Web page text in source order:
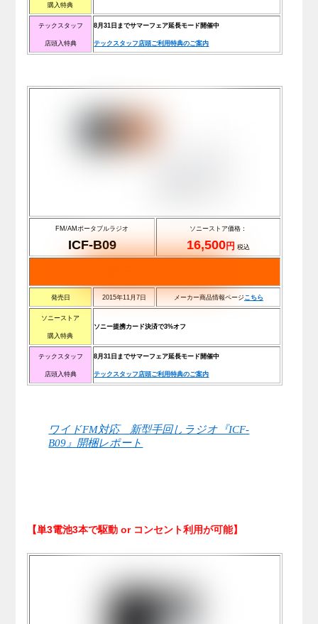
購入特典
テックスタッフ
店頭入特典
8月31日までサマーフェア延長モード開催中
テックスタッフ店頭ご利用特典のご案内
FM/AMポータブルラジオ
ICF-B09
ソニーストア価格：
16,500円 税込
発売日 2015年11月7日 メーカー商品情報ページこちら
ソニーストア
購入特典
ソニー提携カード決済で3%オフ
テックスタッフ
店頭入特典
8月31日までサマーフェア延長モード開催中
テックスタッフ店頭ご利用特典のご案内
ワイドFM対応 新型手回しラジオ『ICF-
B09』開梱レポート
【単3電池3本で駆動 or コンセント利用が可能】